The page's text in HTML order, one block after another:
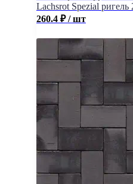
Lachsrot Spezial ригель
260.4 ₽ / шт